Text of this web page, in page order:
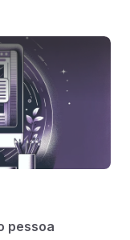
pessoa